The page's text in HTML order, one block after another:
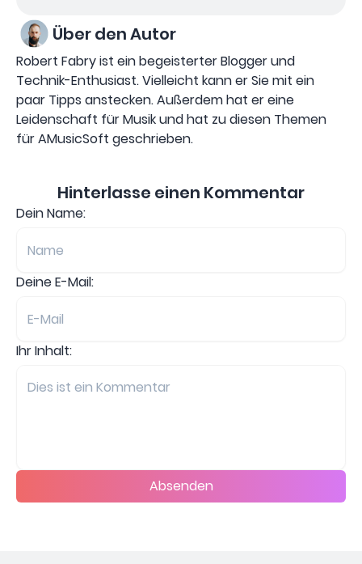
Über den Autor
Robert Fabry ist ein begeisterter Blogger und
Technik-Enthusiast. Vielleicht kann er Sie mit ein
paar Tipps anstecken. Außerdem hat er eine
Leidenschaft für Musik und hat zu diesen Themen
für AMusicSoft geschrieben.
Hinterlasse einen Kommentar
Dein Name:
Deine E-Mail:
Ihr Inhalt:
Absenden